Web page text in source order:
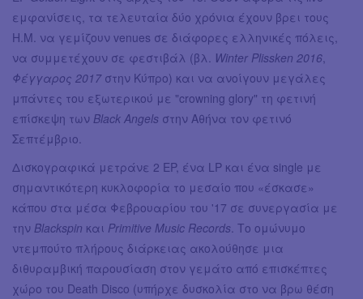
εμφανίσεις, τα τελευταία δύο χρόνια έχουν βρει τους
H.M. να γεμίζουν venues σε διάφορες ελληνικές πόλεις,
να συμμετέχουν σε φεστιβάλ (βλ. Winter Plissken 2016
Φέγγαρος 2017 στην Κύπρο) και να ανοίγουν μεγάλες
μπάντες του εξωτερικού με "crowning glory" τη φετινή
επίσκεψη των Black Angels στην Αθήνα τον φετινό
Σεπτέμβριο.
Δισκογραφικά μετράνε 2 EP, ένα LP και ένα single με
σημαντικότερη κυκλοφορία το μεσαίο που «έσκασε»
κάπου στα μέσα Φεβρουαρίου του '17 σε συνεργασία με
την Blackspin και Primitive Music Records . Το ομώνυμο
ντεμπούτο πλήρους διάρκειας ακολούθησε μια
διθυραμβική παρουσίαση στον γεμάτο από επισκέπτες
χώρο του Death Disco (υπήρχε δυσκολία στο να βρω θέση